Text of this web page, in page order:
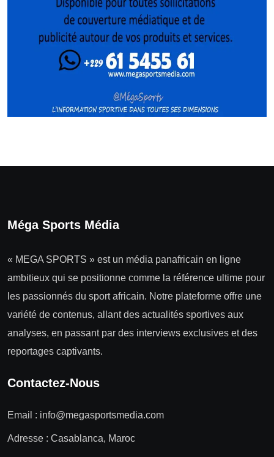
Méga Sports Média
« MEGA SPORTS » est un média panafricain en ligne
ambitieux qui se positionne comme la référence ultime pour
les passionnés du sport africain. Notre plateforme offre une
variété de contenus, allant des actualités sportives aux
analyses, en passant par des interviews exclusives et des
reportages captivants.
Contactez-Nous
Email : info@megasportsmedia.com
Adresse : Casablanca, Maroc